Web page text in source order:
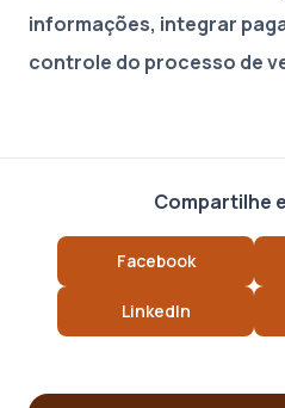
informações, integrar
controle do processo de
Compartilhe
Facebook
LinkedIn